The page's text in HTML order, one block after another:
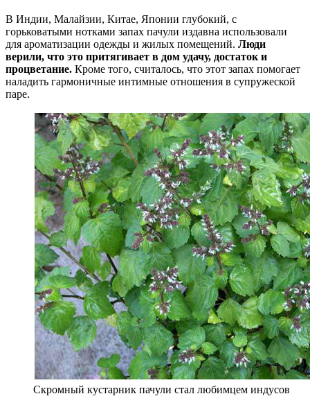
В Индии, Малайзии, Китае, Японии глубокий, с
горьковатыми нотками запах пачули издавна использовали
для ароматизации одежды и жилых помещений. Люди
верили, что это притягивает в дом удачу, достаток и
процветание. Кроме того, считалось, что этот запах помогает
наладить гармоничные интимные отношения в супружеской
паре.
Скромный кустарник пачули стал любимцем индусов